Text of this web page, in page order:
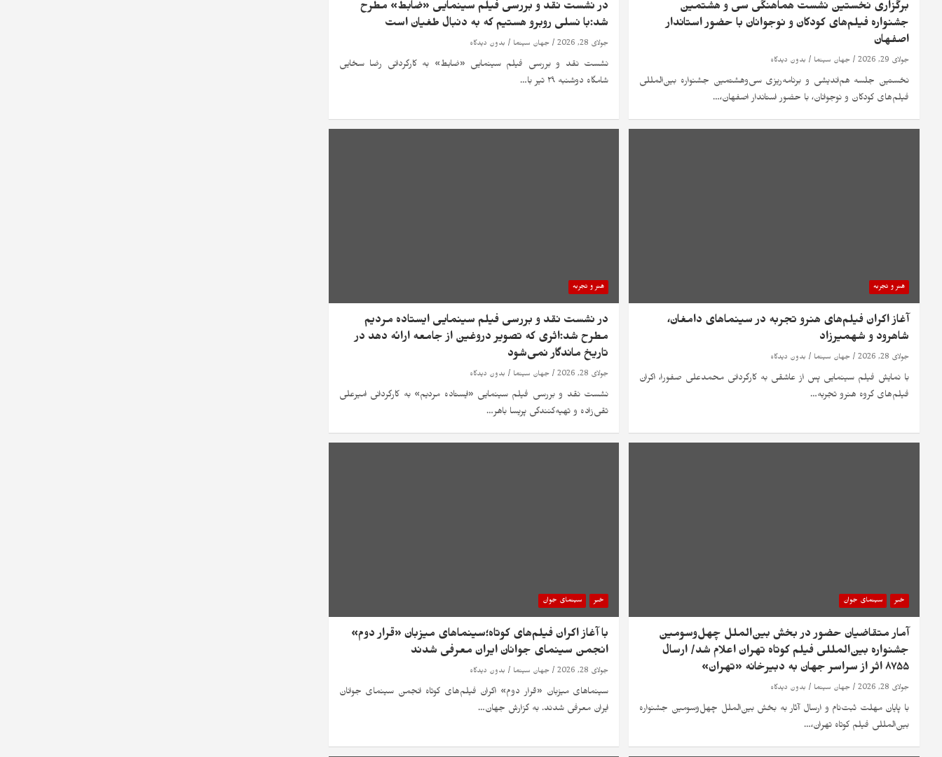
برگزاری نخستین نشست هماهنگی سی‌ و هشتمین
جشنواره فیلم‌های کودکان و نوجوانان با حضور استاندار
اصفهان
جولای 29, 2026 جهان سینما بدون دیدگاه
نخستین جلسه هم‌اندیشی و برنامه‌ریزی سی‌وهشتمین جشنواره بین‌المللی
فیلم‌های کودکان و نوجوانان، با حضور استاندار اصفهان،…
در نشست نقد و بررسی فیلم سینمایی «ضابط» مطرح
شد:با نسلی روبرو هستیم که به دنبال طغیان است
جولای 28, 2026 جهان سینما بدون دیدگاه
نشست نقد و بررسی فیلم سینمایی «ضابط» به کارگردانی رضا سخایی
شامگاه دوشنبه ۲۹ تیر با…
هنر و تجربه
آغاز اکران فیلم‌های هنرو تجربه در سینماهای دامغان،
شاهرود و شهمیرزاد
جولای 28, 2026 جهان سینما بدون دیدگاه
با نمایش فیلم سینمایی پس از عاشقی به کارگردانی محمدعلی صفورا، اکران
فیلم‌های گروه هنرو تجربه…
هنر و تجربه
در نشست نقد و بررسی فیلم سینمایی ایستاده مردیم
مطرح شد:اثری که تصویر دروغین از جامعه ارائه دهد در
تاریخ ماندگار نمی‌شود
جولای 28, 2026 جهان سینما بدون دیدگاه
نشست نقد و بررسی فیلم سینمایی «ایستاده مردیم» به کارگردانی امیرعلی
تقی‌زاده و تهیه‌کنندگی پریسا باهر…
خبر سینمای جوان
آمار متقاضیان حضور در بخش بین‌الملل چهل‌وسومین
جشنواره بین‌المللی فیلم کوتاه تهران اعلام شد/ ارسال
۸۷۵۵ اثر از سراسر جهان به دبیرخانه «تهران»
جولای 28, 2026 جهان سینما بدون دیدگاه
با پایان مهلت ثبت‌نام و ارسال آثار به بخش بین‌الملل چهل‌وسومین جشنواره
بین‌المللی فیلم کوتاه تهران،…
خبر سینمای جوان
با آغاز اکران فیلم‌های کوتاه؛سینماهای میزبان «قرار دوم»
انجمن سینمای جوانان ایران معرفی شدند
جولای 28, 2026 جهان سینما بدون دیدگاه
سینماهای میزبان «قرار دوم» اکران فیلم‌های کوتاه انجمن سینمای جوانان
ایران معرفی شدند. به گزارش جهان…